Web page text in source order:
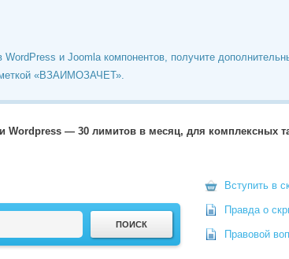
и Joomla компонентов, получите
«ВЗАИМОЗАЧЕТ».
Wordpress — 30 лимитов в месяц, для комплексных
Вступить в
Правда о
Правовой